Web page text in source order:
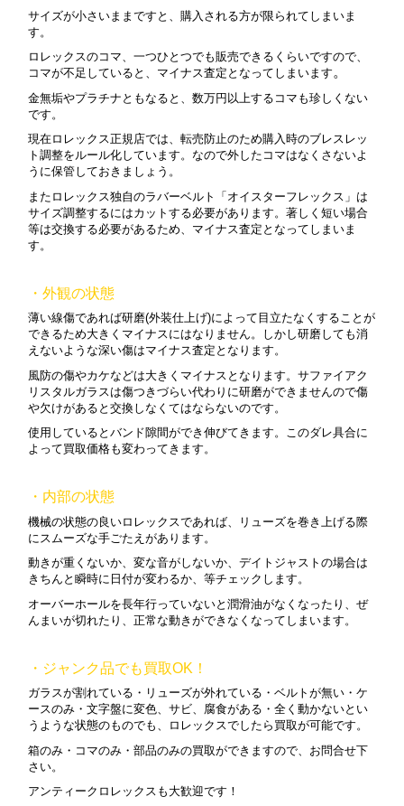
サイズが小さいままですと、購入される方が限られてしまいま
す。
ロレックスのコマ、一つひとつでも販売できるくらいですので、
コマが不足していると、マイナス査定となってしまいます 。
金無垢やプラチナともなると、数万円以上するコマも珍しくない
です。
現在ロレックス正規店では、転売防止のため購入時のブレスレッ
ト調整をルール化しています。なので外したコマはなくさないよ
うに保管しておきましょう。
またロレックス独自のラバーベルト「オイスターフレックス」は
サイズ調整するにはカットする必要があります。著しく短い場合
等は交換する必要があるため、マイナス査定となってしまいま
す。
・外観の状態
薄い線傷であれば研磨(外装仕上げ)によって目立たなくすることが
できるため大きくマイナスにはなりません。しかし研磨しても消
えないような深い傷はマイナス査定となります。
風防の傷やカケなどは大きくマイナスとなります。サファイアク
リスタルガラスは傷つきづらい代わりに研磨ができませんので傷
や欠けがあると交換しなくてはならないのです。
使用しているとバンド隙間ができ伸びてきます。このダレ具合に
よって買取価格も変わってきます。
・内部の状態
機械の状態の良いロレックスであれば、リューズを巻き上げる際
にスムーズな手ごたえがあります。
動きが重くないか、変な音がしないか、デイトジャストの場合は
きちんと瞬時に日付が変わるか、等チェックします。
オーバーホールを長年行っていないと潤滑油がなくなったり、ぜ
んまいが切れたり、正常な動きができなくなってしまいます。
・ジャンク品でも買取OK！
ガラスが割れている・リューズが外れている・ベルトが無い・ケ
ースのみ・文字盤に変色、サビ、腐食がある・全く動かないとい
うような状態のものでも、ロレックスでしたら買取が可能です。
箱のみ・コマのみ・部品のみの買取ができますので、お問合せ下
さい。
アンティークロレックスも大歓迎です！